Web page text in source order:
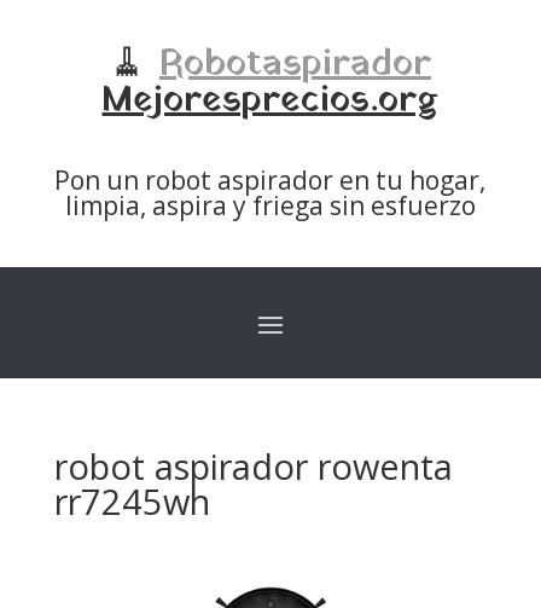
🧹 Robotaspirador
Mejoresprecios.org
Pon un robot aspirador en tu hogar,
limpia, aspira y friega sin esfuerzo
robot aspirador rowenta
rr7245wh